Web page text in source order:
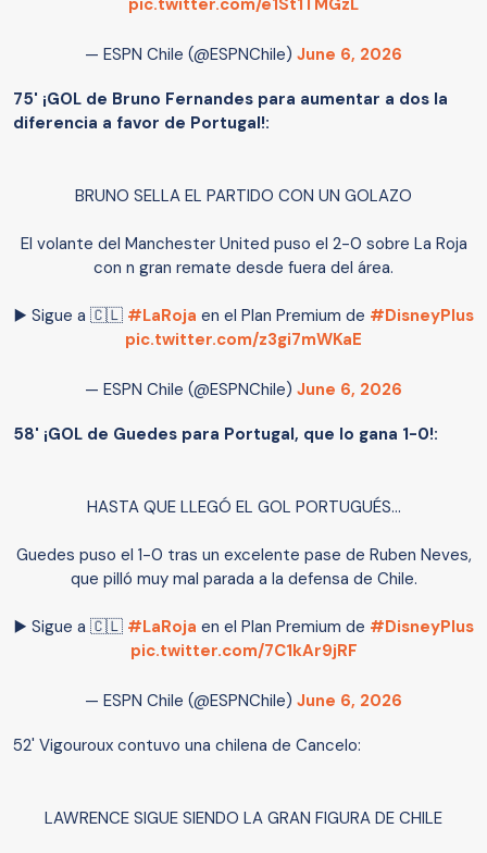
— ESPN Chile (@ESPNChile) June 6, 2026
75' ¡GOL de Bruno Fernandes para aumentar a dos la
diferencia a favor de Portugal!:
BRUNO SELLA EL PARTIDO CON UN GOLAZO
El volante del Manchester United puso el 2-0 sobre La Roja
con n gran remate desde fuera del área.
▶️ Sigue a 🇨🇱 #LaRoja en el Plan Premium de #DisneyPlus
pic.twitter.com/z3gi7mWKaE
— ESPN Chile (@ESPNChile) June 6, 2026
58' ¡GOL de Guedes para Portugal, que lo gana 1-0!:
HASTA QUE LLEGÓ EL GOL PORTUGUÉS...
Guedes puso el 1-0 tras un excelente pase de Ruben Neves,
que pilló muy mal parada a la defensa de Chile.
▶️ Sigue a 🇨🇱 #LaRoja en el Plan Premium de #DisneyPlus
pic.twitter.com/7C1kAr9jRF
— ESPN Chile (@ESPNChile) June 6, 2026
52' Vigouroux contuvo una chilena de Cancelo:
LAWRENCE SIGUE SIENDO LA GRAN FIGURA DE CHILE